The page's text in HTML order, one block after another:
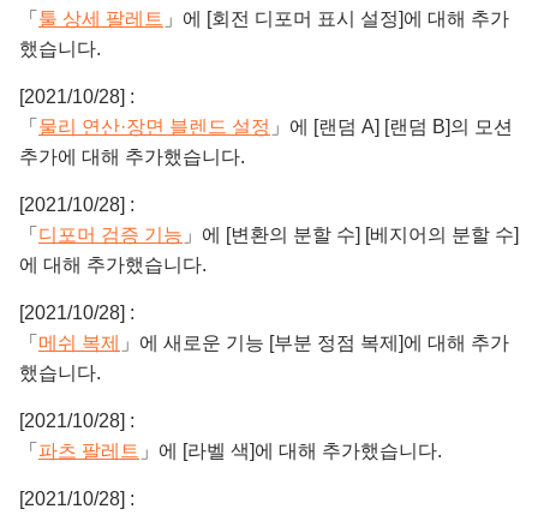
「 툴 상세 팔레트 」에 [회전 디포머 표시 설정]에 대해 추가
했습니다.
[2021/10/28] :
「 물리 연산·장면 블렌드 설정 」에 [랜덤 A] [랜덤 B]의 모션
추가에 대해 추가했습니다.
[2021/10/28] :
「 디포머 검증 기능 」에 [변환의 분할 수] [베지어의 분할 수]
에 대해 추가했습니다.
[2021/10/28] :
「 메쉬 복제
」에 새로운 기능 [부분 정점 복제]에 대해 추가
했습니다.
[2021/10/28] :
「 파츠 팔레트 」에 [라벨 색]에 대해 추가했습니다.
[2021/10/28] :